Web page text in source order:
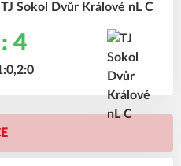
Sokol Dvůr Králové nL C
4